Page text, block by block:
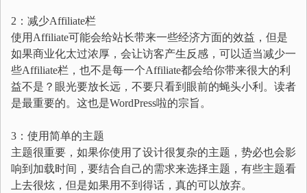
2：减少Affiliate栏
使用Affiliate可能会给站长带来一些经济方面的效益，但是
如果商业化太过浓厚，会让访客产生反感，可以适当减少一
些Affiliate栏，也不是每一个Affiliate都会给你带来很大的利
益不是？眼光要放长远，不要只看到眼前的蝇头小利。读者
是最重要的。这也是WordPress啦的宗旨。
3：使用简单的主题
主题很重要，如果你使用了设计很复杂的主题，势必也会影
响到加载时间，要结合自己的需求来选择主题，有些主题看
上去很炫，但是如果用不到得话，真的可以放弃。